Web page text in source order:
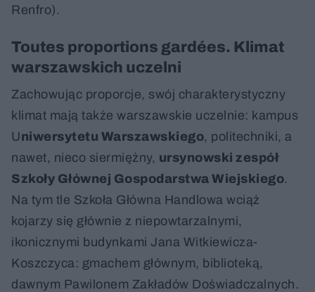
Renfro).
Toutes proportions gardées. Klimat
warszawskich uczelni
Zachowując proporcje, swój charakterystyczny
klimat mają także warszawskie uczelnie: kampus
Uniwersytetu Warszawskiego, politechniki, a
nawet, nieco siermiężny, ursynowski zespół
Szkoły Głównej Gospodarstwa Wiejskiego.
Na tym tle Szkoła Główna Handlowa wciąż
kojarzy się głównie z niepowtarzalnymi,
ikonicznymi budynkami Jana Witkiewicza-
Koszczyca: gmachem głównym, biblioteką,
dawnym Pawilonem Zakładów Doświadczalnych.